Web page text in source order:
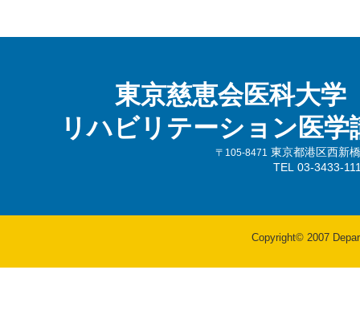
東京慈恵会医科大学
リハビリテーション医学
〒105-8471
東京都港区西新
TEL 03-3433-
Copyright© 2007